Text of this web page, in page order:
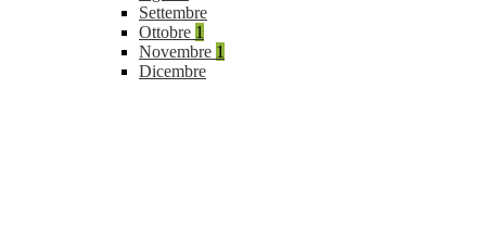
Settembre
Ottobre 1
Novembre 1
Dicembre